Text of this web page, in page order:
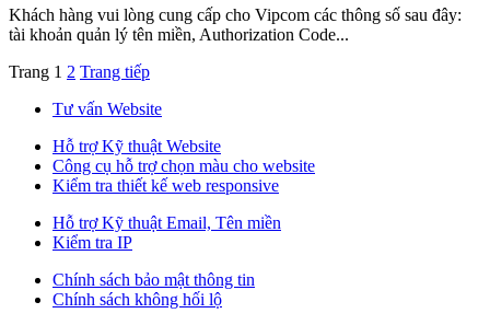
Khách hàng vui lòng cung cấp cho Vipcom các thông số sau đây:
tài khoản quản lý tên miền, Authorization Code...
Trang 1 2 Trang tiếp
Tư vấn Website
Hỗ trợ Kỹ thuật Website
Công cụ hỗ trợ chọn màu cho website
Kiểm tra thiết kế web responsive
Hỗ trợ Kỹ thuật Email, Tên miền
Kiểm tra IP
Chính sách bảo mật thông tin
Chính sách không hối lộ